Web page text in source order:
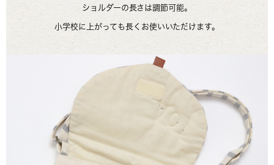
ショルダーの長さは調節可能。
小学校に上がっても長くお使いいただけます。